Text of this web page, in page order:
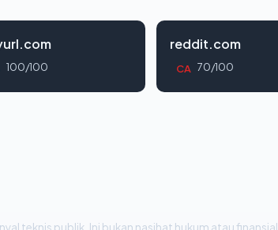
100/100
reddit.com
CA 70/100
teknis publik. Ini bukan nasihat hukum atau finansial.